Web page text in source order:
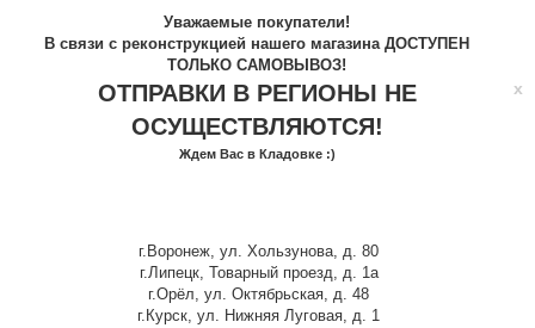
Уважаемые покупатели!
В связи с реконструкцией нашего магазина ДОСТУПЕН
ТОЛЬКО САМОВЫВОЗ!
ОТПРАВКИ В РЕГИОНЫ НЕ
ОСУЩЕСТВЛЯЮТСЯ!
Ждем Вас в Кладовке :)
x
г.Воронеж, ул. Хользунова, д. 80
г.Липецк, Товарный проезд, д. 1а
г.Орёл, ул. Октябрьская, д. 48
г.Курск, ул. Нижняя Луговая, д. 1